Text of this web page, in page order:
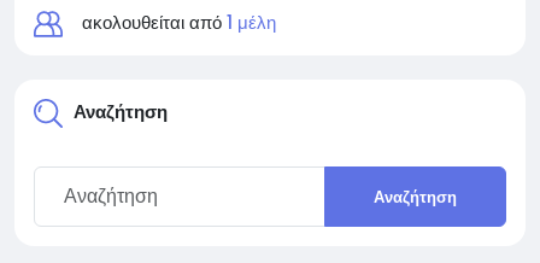
ακολουθείται από1 μέλη
Αναζήτηση
Αναζήτηση